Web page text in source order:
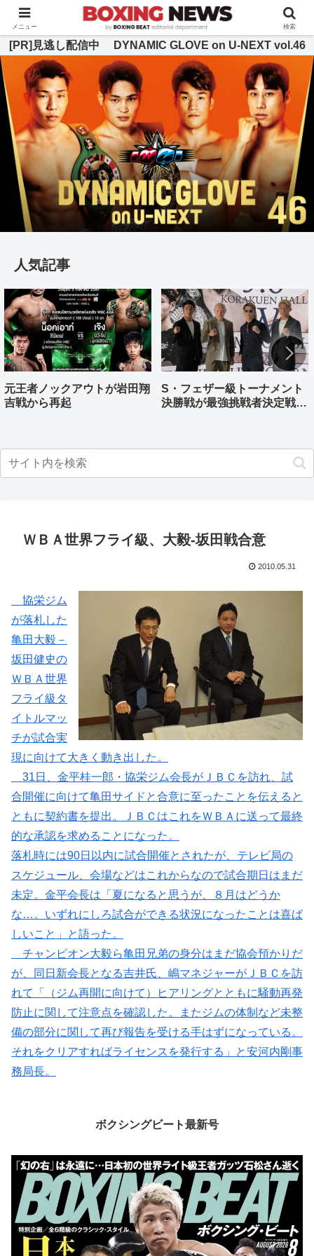
BOXING BEAT [ボクシング・ビート] 公式サイト
[PR]見逃し配信中 DYNAMIC GLOVE on U-NEXT vol.46
人気記事
元王者ノックアウトが岩田翔
吉戦から再起
S・フェザー級トーナメント
決勝戦が最強挑戦者決定戦兼
ＷＢＡ世界フライ級、大毅-坂田戦合意
2010.05.31
協栄ジム
が落札した
亀田大毅－
坂田健史の
ＷＢＡ世界
フライ級タ
イトルマッ
チが試合実
現に向けて大きく動き出した。
31日、金平桂一郎・協栄ジム会長がＪＢＣを訪れ、試
合開催に向けて亀田サイドと合意に至ったことを伝えると
ともに契約書を提出。ＪＢＣはこれをＷＢＡに送って最終
的な承認を求めることになった。
落札時には90日以内に試合開催とされたが、テレビ局の
スケジュール、会場などはこれからなので試合期日はまだ
未定。金平会長は「夏になると思うが、８月はどうか
な…。いずれにしろ試合ができる状況になったことは喜ば
しいこと」と語った。
チャンピオン大毅ら亀田兄弟の身分はまだ協会預かりだ
が、同日新会長となる吉井氏、嶋マネジャーがＪＢＣを訪
れて「（ジム再開に向けて）ヒアリングとともに騒動再発
防止に関して注意点を確認した。またジムの体制など未整
備の部分に関して再び報告を受ける手はずになっている。
それをクリアすればライセンスを発行する」と安河内剛事
務局長。
ボクシングビート最新号
メニュー 検索